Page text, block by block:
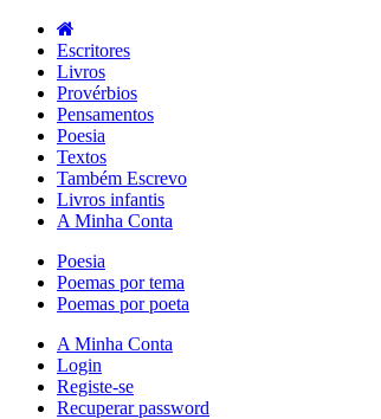
Escritores
Livros
Provérbios
Pensamentos
Poesia
Textos
Também Escrevo
Livros infantis
A Minha Conta
Poesia
Poemas por tema
Poemas por poeta
A Minha Conta
Login
Registe-se
Recuperar password